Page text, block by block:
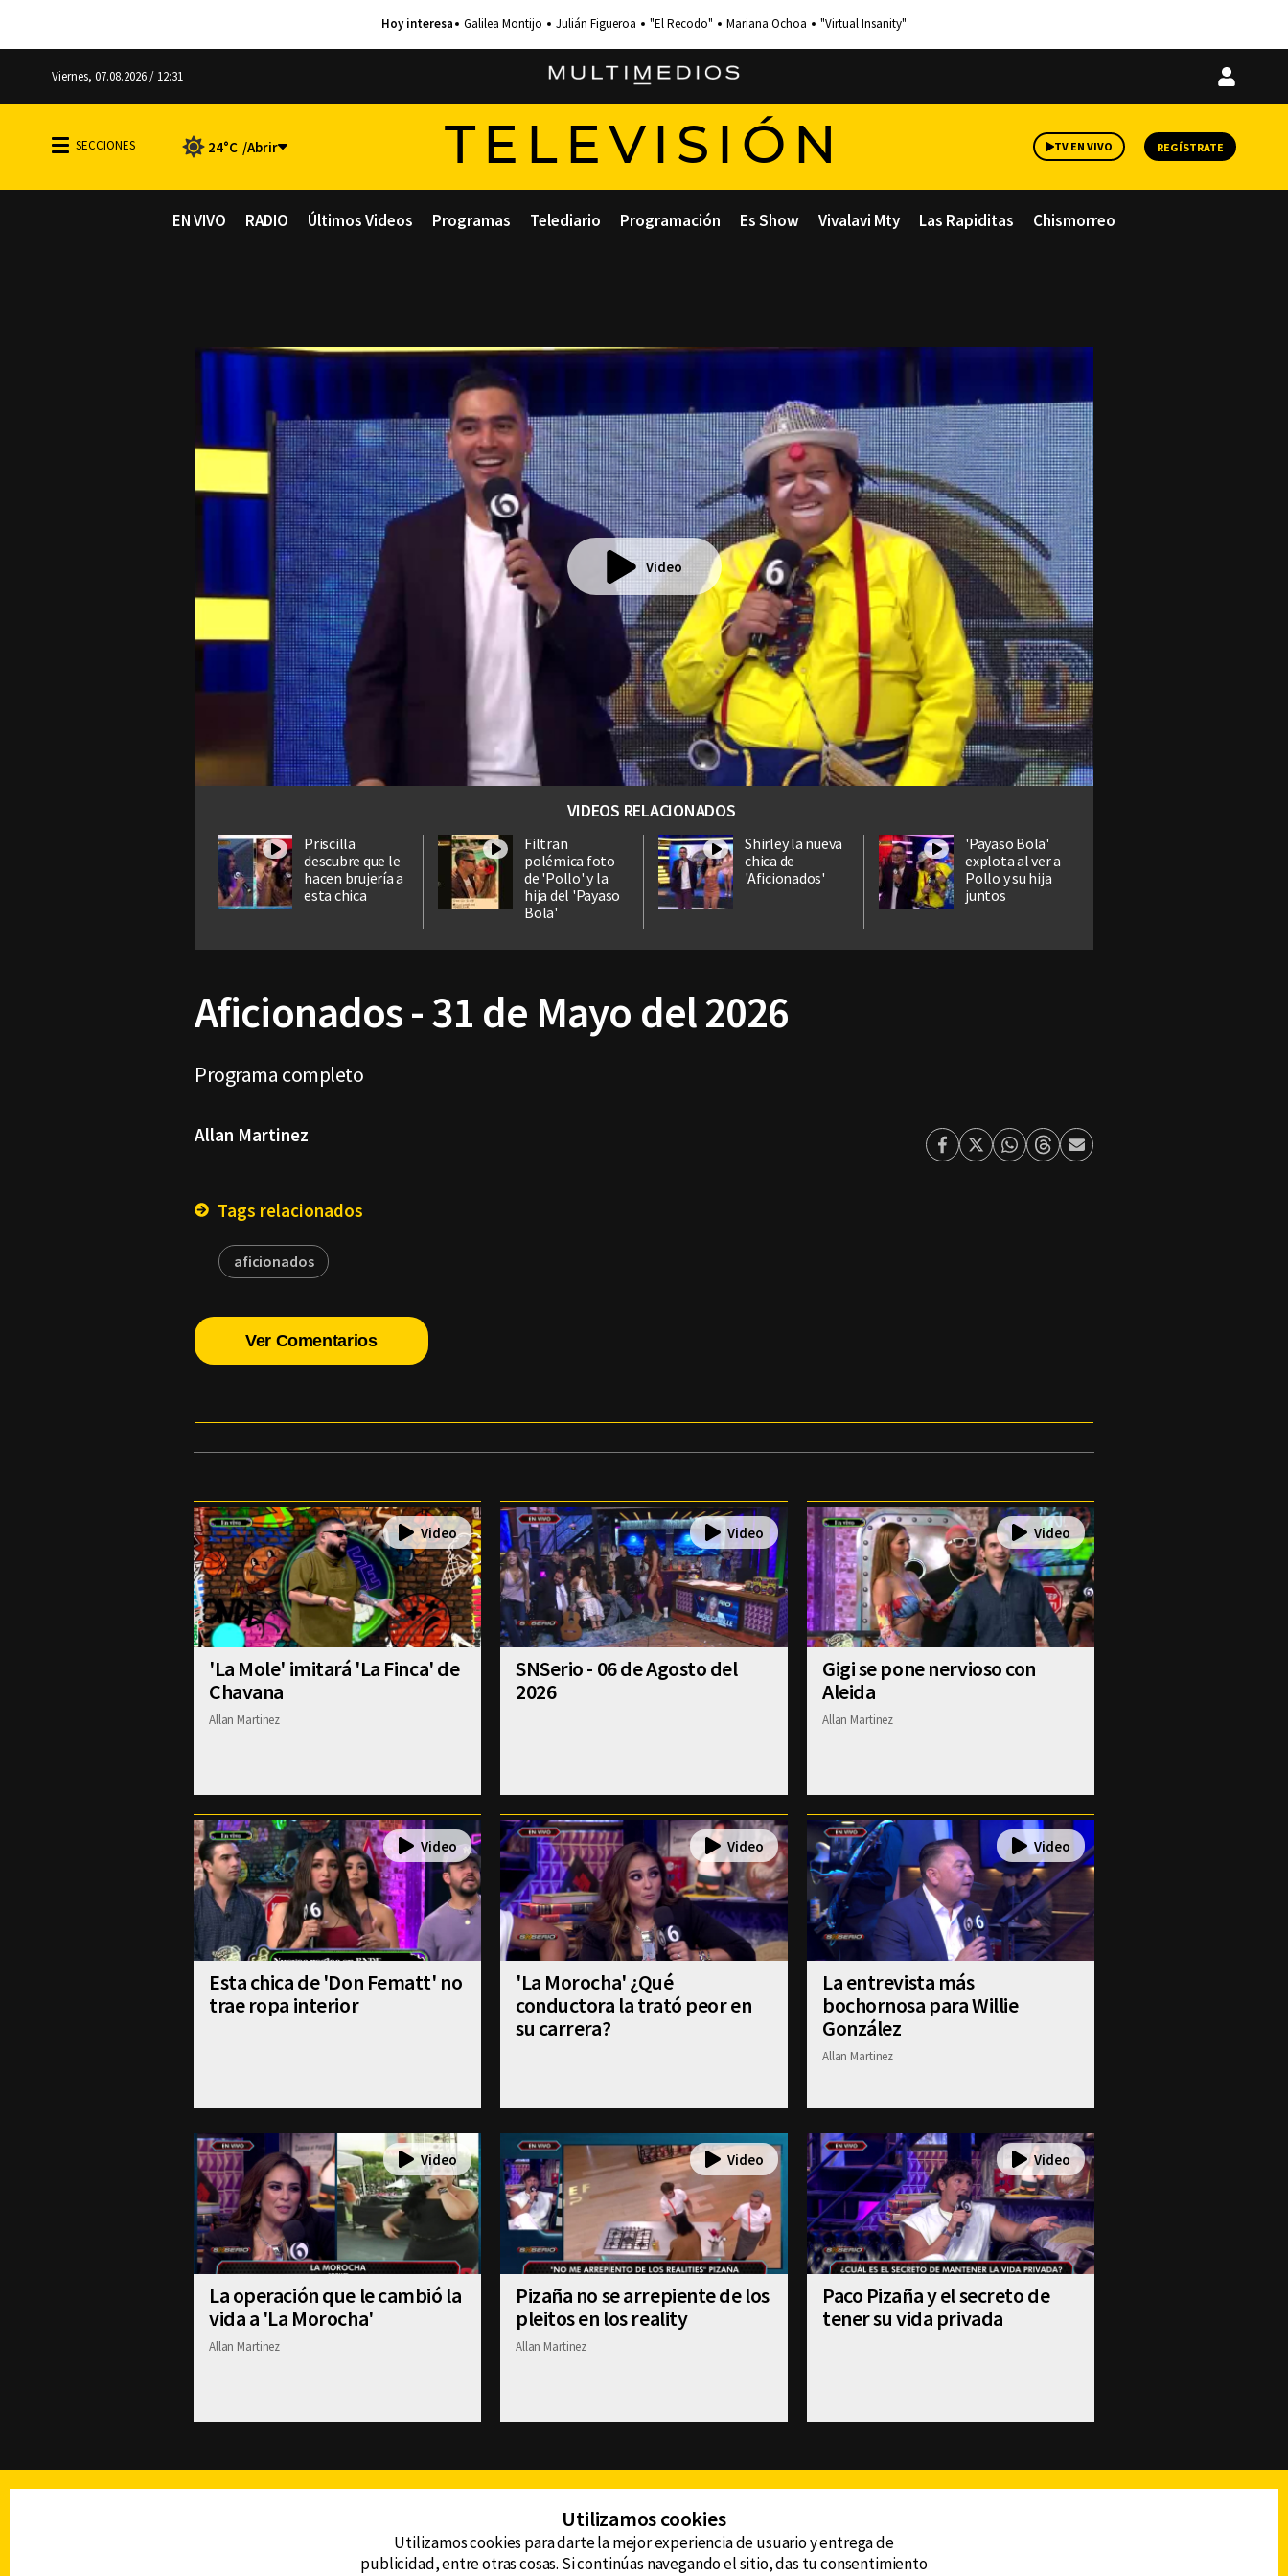
Galilea Montijo Julián Figueroa "El Recodo" Mariana Ochoa "Virtual Insanity"
Viernes, 07.08.2026 / 12:31
Iniciar
24°C TELEVISIÓN TV EN VIVO REGÍSTRATE
EN VIVO RADIO Últimos Videos Programas Telediario Programación Es Show Vivalavi Mty Las Rapiditas Chismorreo
Video
VIDEOS RELACIONADOS
Priscilla
descubre que le
hacen brujería a
esta chica
Filtran
polémica foto
de 'Pollo' y la
hija del 'Payaso
Bola'
Shirley la nueva
chica de
'Aficionados'
'Payaso Bola'
explota al ver a
Pollo y su hija
juntos
Aficionados - 31 de Mayo del 2026
Programa completo
Allan Martinez
Facebook
TwitterWhatsapp
ThreadsEnviar
Tags relacionados
aficionados
Ver Comentarios
'La Mole' imitará 'La Finca' de
Chavana
Allan Martinez
SNSerio - 06 de Agosto del
2026
Gigi se pone nervioso con
Aleida
Allan Martinez
Esta chica de 'Don Fematt' no
trae ropa interior
'La Morocha' ¿Qué
conductora la trató peor en
su carrera?
La entrevista más
bochornosa para Willie
González
Allan Martinez
La operación que le cambió la
vida a 'La Morocha'
Allan Martinez
Pizaña no se arrepiente de los
pleitos en los reality
Allan Martinez
Paco Pizaña y el secreto de
tener su vida privada
Utilizamos cookies
Utilizamos cookies para darte la mejor experiencia de usuario y entrega de
publicidad, entre otras cosas. Si continúas navegando el sitio, das tu consentimiento